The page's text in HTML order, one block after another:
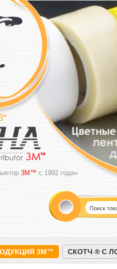
3M™ с 1992 года»
3M™ СКОТЧ ® С